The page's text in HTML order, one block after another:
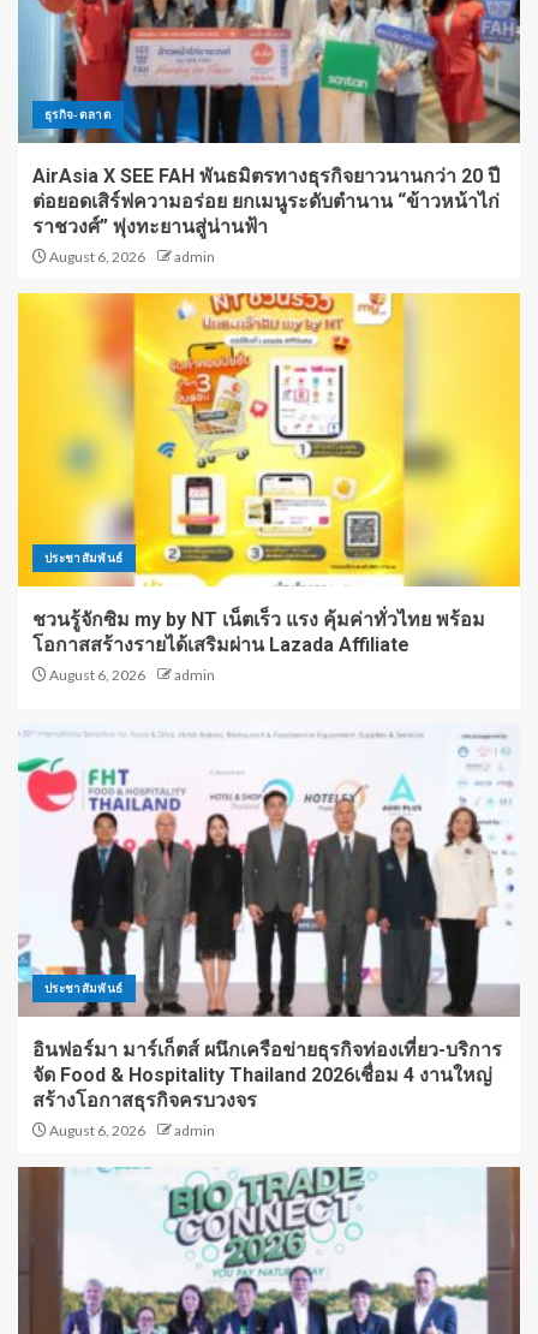
ธุรกิจ-ตลาด
AirAsia X SEE FAH พันธมิตรทางธุรกิจยาวนานกว่า 20 ปี
ต่อยอดเสิร์ฟความอร่อย ยกเมนูระดับตำนาน “ข้าวหน้าไก่
ราชวงศ์” พุ่งทะยานสู่น่านฟ้า
August 6, 2026 admin
ประชาสัมพันธ์
ชวนรู้จักซิม my by NT เน็ตเร็ว แรง คุ้มค่าทั่วไทย พร้อม
โอกาสสร้างรายได้เสริมผ่าน Lazada Affiliate
August 6, 2026 admin
ประชาสัมพันธ์
อินฟอร์มา มาร์เก็ตส์ ผนึกเครือข่ายธุรกิจท่องเที่ยว-บริการ
จัด Food & Hospitality Thailand 2026เชื่อม 4 งานใหญ่
สร้างโอกาสธุรกิจครบวงจร
August 6, 2026 admin